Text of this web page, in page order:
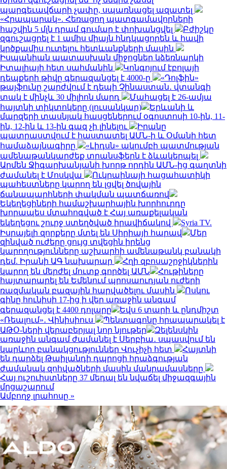
պարգեւավճարի չափը, սպառնացել ազատել
«Հրապարակ». Հեռացող պատգամավորների
հաշվին 5 մլն դրամ գումար է փոխանցվել
Բժիշկը
զգուշացրել է 1 ամիս միայն հնդկացորեն և հավի
կրծքամիս ուտելու հետևանքների մասին
Իսպանիան պատասխան միջոցներ կձեռնարկի
Իտալիայի հետ սահմանին
Կոնգոյում էբոլայի
դեպքերի թիվը գերազանցել է 4000-ը
«Դոլֆին»
թայֆունը շարժվում է դեպի Չինաստան․ վտանգի
տակ է մինչև 30 միլիոն մարդ
Մահացել է 26-ամյա
հայտնի տիկտոկերը (լուսանկար)
Երևանի և
մարզերի տասնյակ հասցեներում օգոստոսի 10-ին, 11-
ին, 12-ին և 13-ին գազ չի լինելու
Իրանը
պատրաստվում է հաստատել ԱՄՆ-ի և Օմանի հետ
համաձայնագիրը
«Լիդսն» ակումբի պատմության
ամենաթանկարժեք տրանսֆերն է ձևակերպել
Արմեն Ջիգարխանյանի խորթ որդին ԱՄՆ-ից գաղտնի
ժամանել է Մոսկվա
Ուկրաինայի հացահատիկի
պահեստները կարող են լցվել ծովային
ճանապարհների փակման պատճառով
Եկեղեցիների համաշխարհային խորհուրդը
խորապես մտահոգված է Հայ առաքելական
եկեղեցու շուրջ ստեղծված իրավիճակով
Syria TV.
Իսրայելի զորքերը մտել են Սիրիայի հարավ
Մեր
զինված ուժերը ցույց տվեցին իրենց
կարողությունները աշխարհի ամենաթանկ բանակի
դեմ. Իրանի ԱԳ նախարար
Հղի զբոսաշրջիկներին
կարող են մերժել մուտք գործել ԱՄՆ
Հութիները
հայտարարել են Եմենում պրոսաուդյան ուժերի
ռազմական բազային հարվածելու մասին
Ոսկու
գինը հունիսի 17-ից ի վեր առաջին անգամ
գերազանցել է 4400 դոլարը
Եվս 6 տարի և ընդմիշտ
«Ռեալում»․ Վինիսիուս
Պենտագոնը հրապարակել է
ԱԹՕ-ների վերաբերյալ նոր նյութեր
Զելենսկին
առաջին անգամ ժամանել է Սերբիա․ սպասվում են
կարևոր բանակցություններ Վուչիչի հետ
Հայտնի
են դարձել Թաիլանդի դպրոցի հրաձգության
ժամանակ զոհվածների մասին մանրամասները
Հայ ուշուիստները 37 մեդալ են նվաճել միջազգային
մրցաշարում
Ամբողջ լրահոսը »